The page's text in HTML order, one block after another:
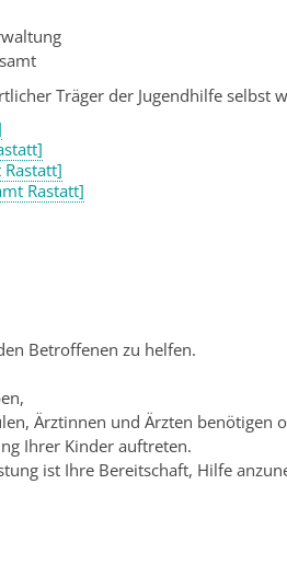
Träger der Jugendhilfe selbst
Rastatt]
Betroffenen zu helfen.
Ärztinnen und Ärzten benötigen
Ihrer Kinder auftreten.
ist Ihre Bereitschaft, Hilfe